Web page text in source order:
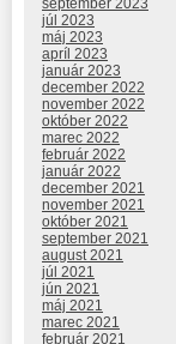
september 2023
júl 2023
máj 2023
apríl 2023
január 2023
december 2022
november 2022
október 2022
marec 2022
február 2022
január 2022
december 2021
november 2021
október 2021
september 2021
august 2021
júl 2021
jún 2021
máj 2021
marec 2021
február 2021